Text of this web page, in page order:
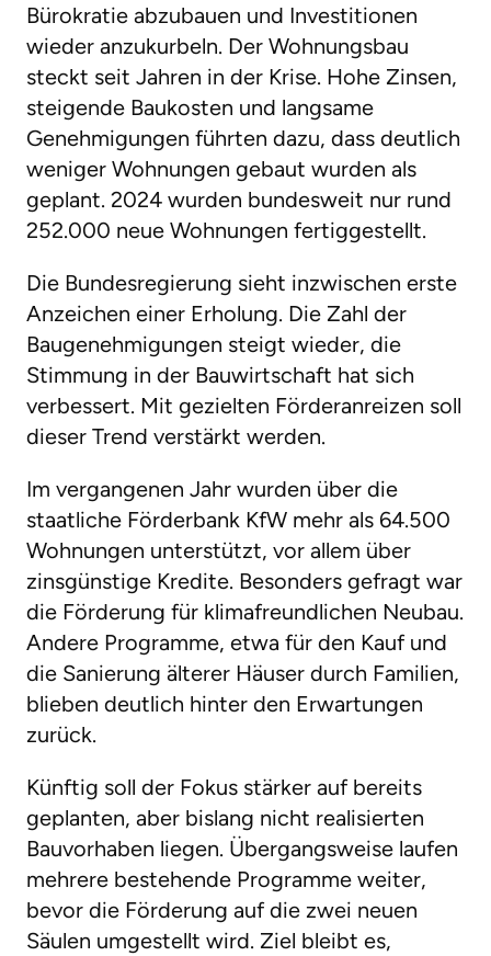
Bürokratie abzubauen und Investitionen
wieder anzukurbeln. Der Wohnungsbau
steckt seit Jahren in der Krise. Hohe Zinsen,
steigende Baukosten und langsame
Genehmigungen führten dazu, dass deutlich
weniger Wohnungen gebaut wurden als
geplant. 2024 wurden bundesweit nur rund
252.000 neue Wohnungen fertiggestellt.
Die Bundesregierung sieht inzwischen erste
Anzeichen einer Erholung. Die Zahl der
Baugenehmigungen steigt wieder, die
Stimmung in der Bauwirtschaft hat sich
verbessert. Mit gezielten Förderanreizen soll
dieser Trend verstärkt werden.
Im vergangenen Jahr wurden über die
staatliche Förderbank KfW mehr als 64.500
Wohnungen unterstützt, vor allem über
zinsgünstige Kredite. Besonders gefragt war
die Förderung für klimafreundlichen Neubau.
Andere Programme, etwa für den Kauf und
die Sanierung älterer Häuser durch Familien,
blieben deutlich hinter den Erwartungen
zurück.
Künftig soll der Fokus stärker auf bereits
geplanten, aber bislang nicht realisierten
Bauvorhaben liegen. Übergangsweise laufen
mehrere bestehende Programme weiter,
bevor die Förderung auf die zwei neuen
Säulen umgestellt wird. Ziel bleibt es,